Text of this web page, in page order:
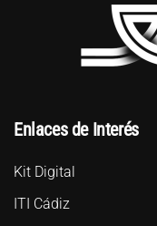
Enlaces de Interés
Kit Digital
ITI Cádiz